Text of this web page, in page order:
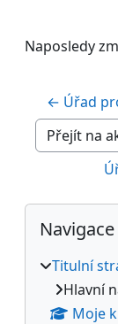
Naposledy
← Úřad
Přejít na
Bloky
Přeskočit:
Navigace
Titulní
Hlavní
Moje